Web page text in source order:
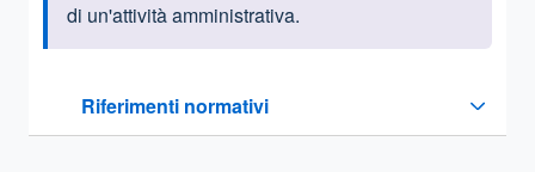
di un'attività amministrativa.
Riferimenti normativi
Sezione compressa